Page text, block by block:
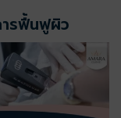
รฟื้นฟูผิว